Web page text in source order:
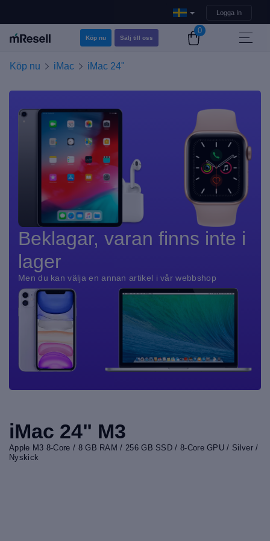
Logga In
Köp nu Sälj till oss
0
Köp nu iMac iMac 24"
Beklagar, varan finns inte i
lager
Men du kan välja en annan artikel i vår webbshop
iMac 24" M3
Apple M3 8-Core / 8 GB RAM / 256 GB SSD / 8-Core GPU / Silver /
Nyskick